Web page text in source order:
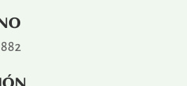
882